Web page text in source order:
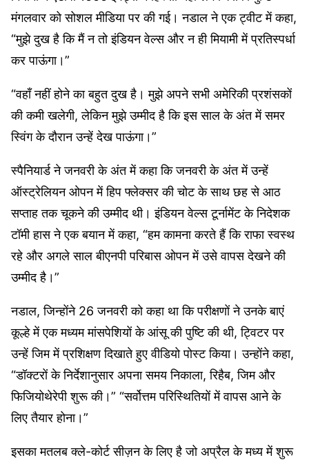
मंगलवार को सोशल मीडिया पर की गई। नडाल ने एक ट्वीट में कहा,
“मुझे दुख है कि मैं न तो इंडियन वेल्स और न ही मियामी में प्रतिस्पर्धा
कर पाऊंगा।”
“वहाँ नहीं होने का बहुत दुख है। मुझे अपने सभी अमेरिकी प्रशंसकों
की कमी खलेगी, लेकिन मुझे उम्मीद है कि इस साल के अंत में समर
स्विंग के दौरान उन्हें देख पाऊंगा।”
स्पैनियार्ड ने जनवरी के अंत में कहा कि जनवरी के अंत में उन्हें
ऑस्ट्रेलियन ओपन में हिप फ्लेक्सर की चोट के साथ छह से आठ
सप्ताह तक चूकने की उम्मीद थी। इंडियन वेल्स टूर्नामेंट के निदेशक
टॉमी हास ने एक बयान में कहा, “हम कामना करते हैं कि राफा स्वस्थ
रहे और अगले साल बीएनपी परिबास ओपन में उसे वापस देखने की
उम्मीद है।”
नडाल, जिन्होंने 26 जनवरी को कहा था कि परीक्षणों ने उनके बाएं
कूल्हे में एक मध्यम मांसपेशियों के आंसू की पुष्टि की थी, ट्विटर पर
उन्हें जिम में प्रशिक्षण दिखाते हुए वीडियो पोस्ट किया। उन्होंने कहा,
“डॉक्टरों के निर्देशानुसार अपना समय निकाला, रिहैब, जिम और
फिजियोथेरेपी शुरू की।” “सर्वोत्तम परिस्थितियों में वापस आने के
लिए तैयार होना।”
इसका मतलब क्ले-कोर्ट सीज़न के लिए है जो अप्रैल के मध्य में शुरू